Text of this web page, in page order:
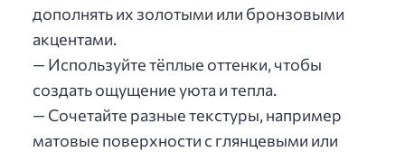
дополнять их золотыми или бронзовыми
акцентами.
— Используйте тёплые оттенки, чтобы
создать ощущение уюта и тепла.
— Сочетайте разные текстуры, например
матовые поверхности с глянцевыми или